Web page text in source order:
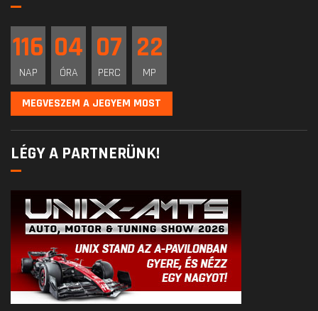
116
NAP
04
ÓRA
07
PERC
22
MP
MEGVESZEM A JEGYEM MOST
LÉGY A PARTNERÜNK!